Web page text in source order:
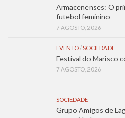
Armacenenses: O
futebol feminino
7 AGOSTO, 2026
EVENTO/SOCIEDADE
Festival do Marisco
7 AGOSTO, 2026
SOCIEDADE
Grupo Amigos de